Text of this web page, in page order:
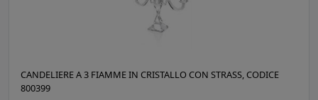
CANDELIERE A 3 FIAMME IN CRISTALLO CON STRASS, CODICE
800399